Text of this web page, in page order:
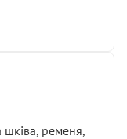
ременя,